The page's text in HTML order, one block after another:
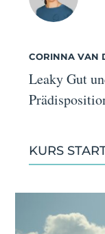
CORINNA VAN
Leaky Gut
KURS